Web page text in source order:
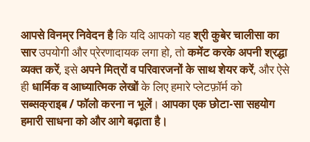
आपसे विनम्र निवेदन हैकि यदि आपको यहश्री कुबेर चालीसा का
सारउपयोगी और प्रेरणादायक लगा हो, तोकमेंट करके अपनी श्रद्धा
व्यक्त करें, इसेअपने मित्रों व परिवारजनों के साथ शेयर करें, और ऐसे
हीधार्मिक व आध्यात्मिक लेखोंके लिए हमारे प्लेटफ़ॉर्म को
सब्सक्राइब / फॉलो करना न भूलें। आपका एक छोटा-सा सहयोग
हमारी साधना को और आगे बढ़ाता है।